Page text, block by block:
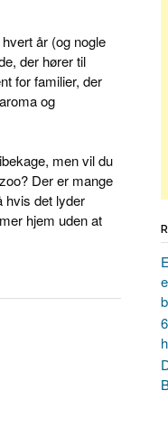
år (og nogle
der hører til
for familier, der
og
men vil du
Der er mange
hvis det lyder
hjem uden at